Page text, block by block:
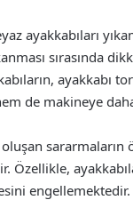
ayakkabıları
sırasında
ayakkabı
de makineye
engellemektedir.